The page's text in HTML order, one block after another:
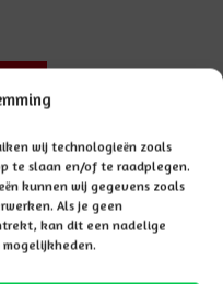
wij technologieën zoals
te slaan en/of te raadplegen.
kunnen wij gegevens zoals
Als je geen
kan dit een nadelige